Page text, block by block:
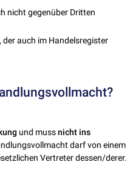
nicht gegenüber Dritten
auch im Handelsregister
und mussnicht ins
darf von einem
Vertreter dessen/derer.